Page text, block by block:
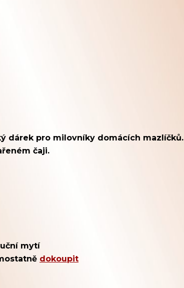
dárek pro milovníky domácích mazlíčků.
čaji.
mytí
dokoupit